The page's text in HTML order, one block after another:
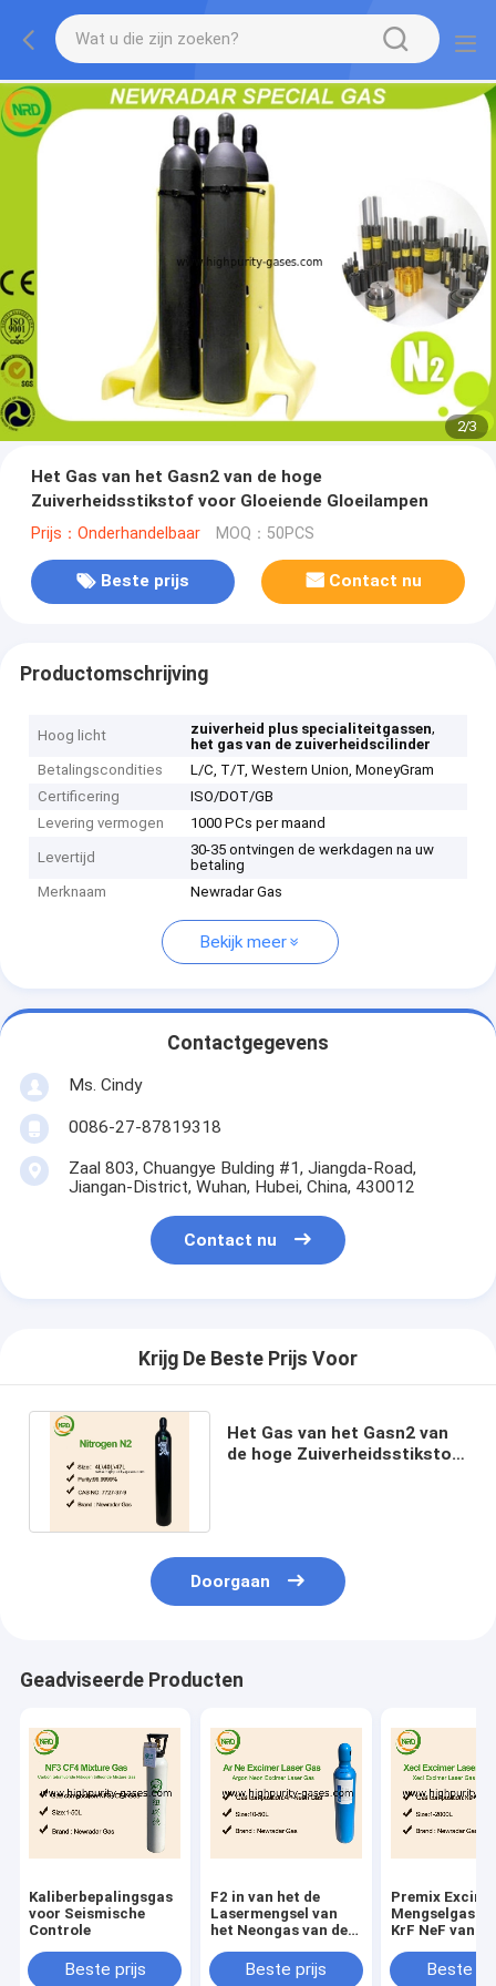
2/3
Het Gas van het Gasn2 van de hoge
Zuiverheidsstikstof voor Gloeiende Gloeilampen
Prijs：Onderhandelbaar MOQ：50PCS
Beste prijs Contact nu
Productomschrijving
Hoog licht zuiverheid plus specialiteitgassen,
het gas van de zuiverheidscilinder
Betalingscondities
L/C, T/T, Western Union, MoneyGram
Certificering
ISO/DOT/GB
Levering vermogen
1000 PCs per maand
Levertijd
30-35 ontvingen de werkdagen na uw
betaling
Merknaam
Newradar Gas
Bekijk meer
Contactgegevens
Ms. Cindy
0086-27-87819318
Zaal 803, Chuangye Bulding #1, Jiangda-Road,
Jiangan-District, Wuhan, Hubei, China, 430012
Contact nu
Krijg De Beste Prijs Voor
Het Gas van het Gasn2 van
de hoge Zuiverheidsstikstof
Doorgaan
Geadviseerde Producten
Kaliberbepalingsgas
voor Seismische
Controle
Beste prijs
F2 in van het de
Lasermengsel van
het Neongas van de
cilindergas
Beste prijs
Premix
Mengselgas
KrF NeF van
Beste